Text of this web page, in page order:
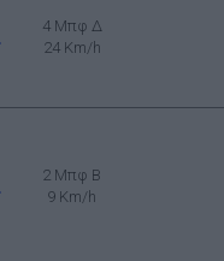
4 Μπφ Δ
24 Km/h
2 Μπφ B
9 Km/h